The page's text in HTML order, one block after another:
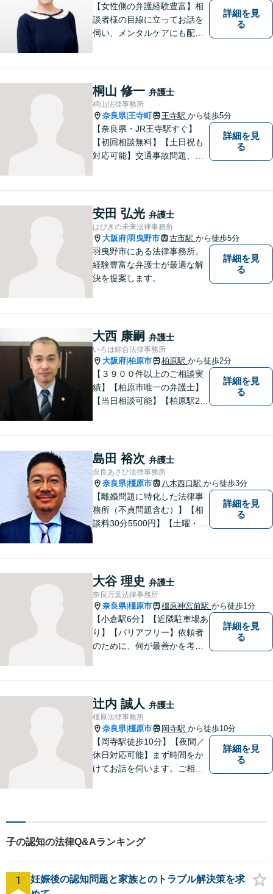
【女性側の弁護経験豊富】相
談者様の目線に立ってお話を
伺い、メンタルケアにも配慮
策をご提案【LINE利用可】
【平日夜間、土日祝日、応相
談】
詳細を見
る
桐山 修一 弁護士
桐山法律事務所
奈良県|王寺町 王寺駅 から徒歩5分
【奈良県・JR王寺駅すぐ】
【初回相談無料】【土日祝も
対応可能】交通事故問題、遺
提供しています。
詳細を見
る
安田 弘光 弁護士
はびきの未来法律事務所
大阪府 羽曳野市 古市駅 から徒歩5分
羽曳野市にある法律事務所。
経験豊富な弁護士が最適な解
決を提案します。
詳細を見
る
大西 康嗣 弁護士
いろは綜合法律事務所
大阪府 柏原市 柏原駅 から徒歩2分
【３９００件以上のご相談実
績】【柏原市唯一の弁護士】
【当日相談可能】【柏原駅2
詳細を見
る
島田 裕次 弁護士
奈良あさひ法律事務所
奈良県|橿原市 八木西口駅 から徒歩3分
【離婚問題に特化した法律事
務所（不貞問題含む）】【相
談料30分5500円】【土曜・夜
問題のみを扱う法律事務所で
す。離婚をお考えの方は一度
ご相談ください。
詳細を見
る
大谷 理史 弁護士
奈良万葉法律事務所
奈良県|橿原市 橿原神宮前駅 から徒歩1分
【小倉駅6分】【近隣駐車場あ
り】【バリアフリー】依頼者
のために、何が最善かを考
決策を提案し続けます。 よろ
しくお願いします。
詳細を見
る
辻内 誠人 弁護士
橿原法律事務所
奈良県|橿原市 岡寺駅 から徒歩10分
【岡寺駅徒歩10分】【夜間／
休日対応可能】まず時間をか
けてお話を伺います。ご相談
護士】地域密着型のアットホ
ームなリーガルサービスをご
提供させていただきます。
詳細を見
る
子の認知の法律Q&Aランキング
1
妊娠後の認知問題と家族とのトラブル解決策を求